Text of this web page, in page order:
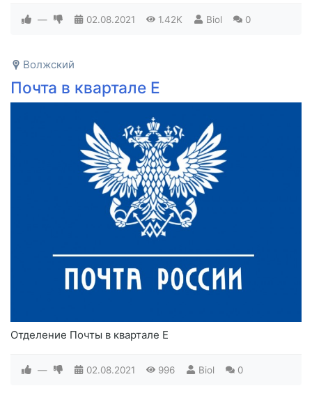
— 02.08.2021 1.42K Biol 0
Волжский
Почта в квартале Е
Отделение Почты в квартале Е
— 02.08.2021 996 Biol 0